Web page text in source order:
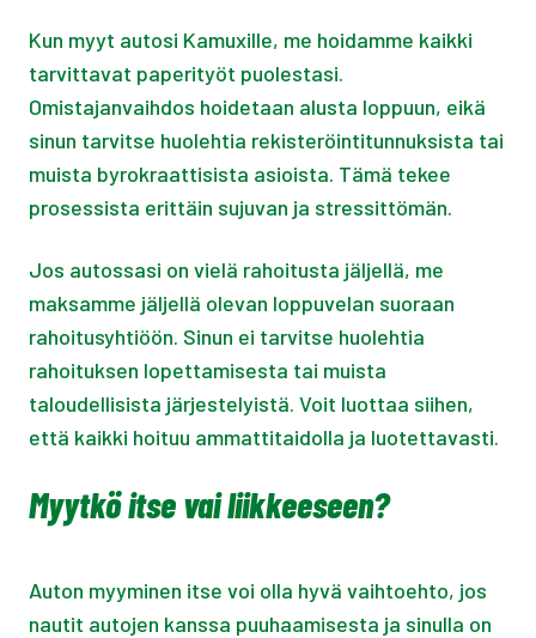
Kun myyt autosi Kamuxille, me hoidamme kaikki
tarvittavat paperityöt puolestasi.
Omistajanvaihdos hoidetaan alusta loppuun, eikä
sinun tarvitse huolehtia rekisteröintitunnuksista tai
muista byrokraattisista asioista. Tämä tekee
prosessista erittäin sujuvan ja stressittömän.
Jos autossasi on vielä rahoitusta jäljellä, me
maksamme jäljellä olevan loppuvelan suoraan
rahoitusyhtiöön. Sinun ei tarvitse huolehtia
rahoituksen lopettamisesta tai muista
taloudellisista järjestelyistä. Voit luottaa siihen,
että kaikki hoituu ammattitaidolla ja luotettavasti.
Myytkö itse vai liikkeeseen?
Auton myyminen itse voi olla hyvä vaihtoehto, jos
nautit autojen kanssa puuhaamisesta ja sinulla on